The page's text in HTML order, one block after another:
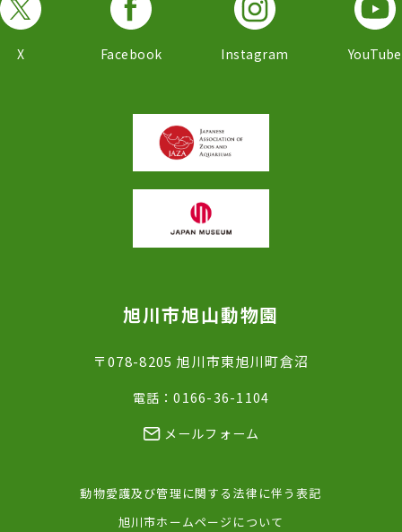
X Facebook Instagram YouTube
旭川市旭山動物園
〒078-8205 旭川市東旭川町倉沼
電話：0166-36-1104
メールフォーム
動物愛護及び管理に関する法律に伴う表記
旭川市ホームページについて